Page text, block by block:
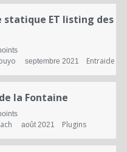
statique ET listing des
septembre 2021 Entraide
la Fontaine
août 2021 Plugins